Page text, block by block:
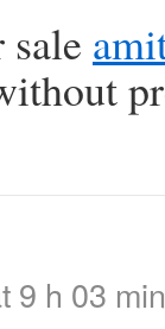
9 h 03 min